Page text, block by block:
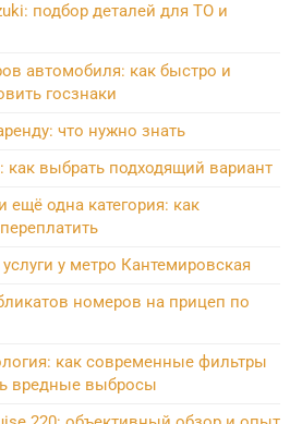
подбор деталей для ТО и
автомобиля: как быстро и
госзнаки
что нужно знать
выбрать подходящий вариант
ещё одна категория: как
у метро Кантемировская
номеров на прицеп по
как современные фильтры
вредные выбросы